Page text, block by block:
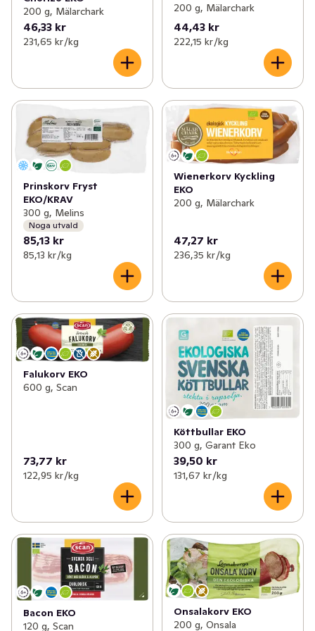
200 g, Mälarchark
46,33 kr
231,65 kr /kg
200 g, Mälarchark
44,43 kr
222,15 kr /kg
Prinskorv Fryst
EKO/KRAV
300 g, Melins
Noga utvald
85,13 kr
85,13 kr /kg
Wienerkorv Kyckling
EKO
200 g, Mälarchark
47,27 kr
236,35 kr /kg
Falukorv EKO
600 g, Scan
73,77 kr
122,95 kr /kg
Köttbullar EKO
300 g, Garant Eko
39,50 kr
131,67 kr /kg
Bacon EKO
120 g, Scan
Onsalakorv EKO
200 g, Onsala